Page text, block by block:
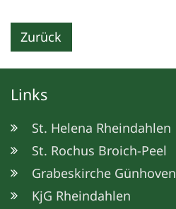
Zurück
Links
St. Helena Rheindahlen
St. Rochus Broich-Peel
Grabeskirche Günhoven
KjG Rheindahlen